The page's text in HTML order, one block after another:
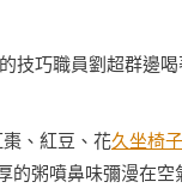
技巧職員劉超群邊
、紅豆、花久坐椅
的粥噴鼻味彌漫在空